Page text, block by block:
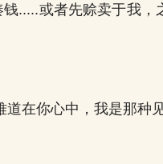
.....或者先赊卖于我
道在你心中，我是那种